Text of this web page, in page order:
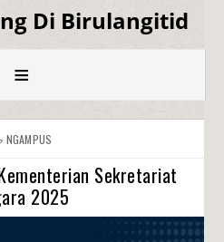
Di Birulangitid
≡
NGAMPUS
Sekretariat
2025